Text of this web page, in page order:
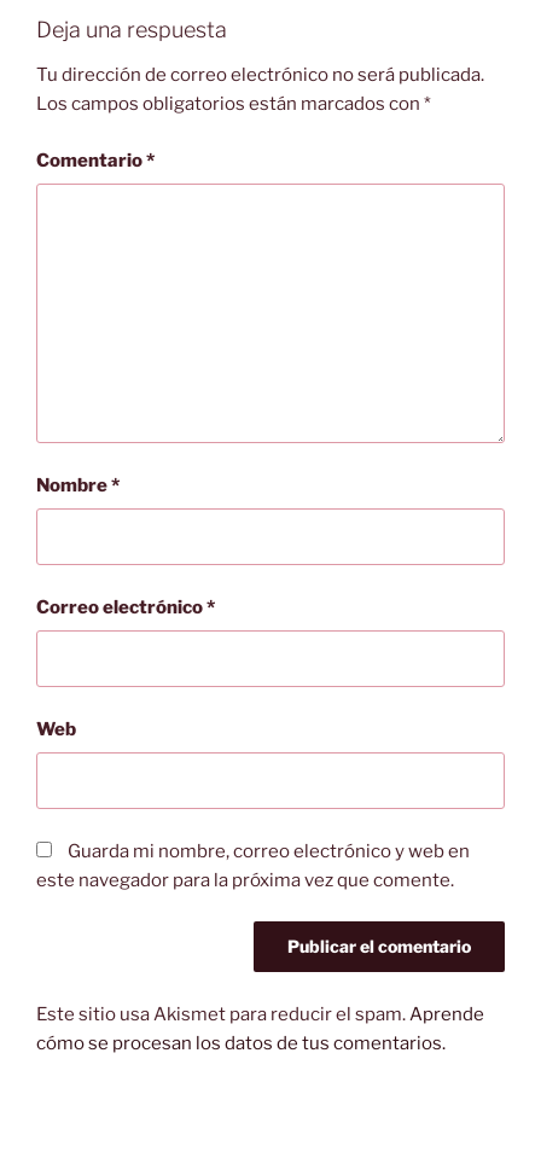
Deja una respuesta
Tu dirección de correo electrónico no será publicada.
Los campos obligatorios están marcados con *
Comentario*
Nombre*
Correo electrónico*
Web
Guarda mi nombre, correo electrónico y web en
este navegador para la próxima vez que comente.
Este sitio usa Akismet para reducir el spam. Aprende
cómo se procesan los datos de tus comentarios.